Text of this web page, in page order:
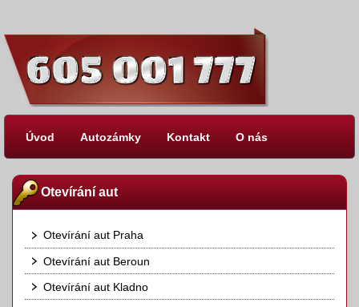
Úvod Autozámky Kontakt O nás
Otevírání aut
Otevírání aut Praha
Otevírání aut Beroun
Otevírání aut Kladno